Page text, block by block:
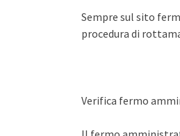
Sempre sul sito
procedura di
Verifica fermo